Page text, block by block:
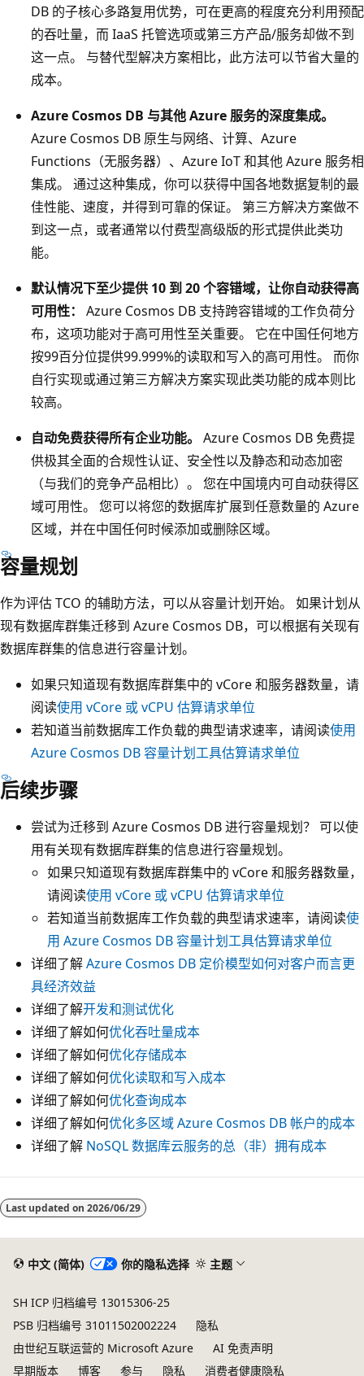
DB 的子核心多路复用优势，可在更高的程度充分利用预配
的吞吐量，而 IaaS 托管选项或第三方产品/服务却做不到
这一点。 与替代型解决方案相比，此方法可以节省大量的
成本。
Azure Cosmos DB 与其他 Azure 服务的深度集成。
Azure Cosmos DB 原生与网络、计算、Azure
Functions（无服务器）、Azure IoT 和其他 Azure 服务相
集成。 通过这种集成，你可以获得中国各地数据复制的最
佳性能、速度，并得到可靠的保证。 第三方解决方案做不
到这一点，或者通常以付费型高级版的形式提供此类功
能。
默认情况下至少提供 10 到 20 个容错域，让你自动获得高
可用性：
Azure Cosmos DB 支持跨容错域的工作负荷分
布，这项功能对于高可用性至关重要。 它在中国任何地方
按99百分位提供99.999%的读取和写入的高可用性。 而你
自行实现或通过第三方解决方案实现此类功能的成本则比
较高。
自动免费获得所有企业功能。 Azure Cosmos DB 免费提
供极其全面的合规性认证、安全性以及静态和动态加密
（与我们的竞争产品相比）。 您在中国境内可自动获得区
域可用性。 您可以将您的数据库扩展到任意数量的 Azure
区域，并在中国任何时候添加或删除区域。
容量规划
作为评估 TCO 的辅助方法，可以从容量计划开始。 如果计划从
现有数据库群集迁移到 Azure Cosmos DB，可以根据有关现有
数据库群集的信息进行容量计划。
如果只知道现有数据库群集中的 vCore 和服务器数量，请
阅读使用 vCore 或 vCPU 估算请求单位
若知道当前数据库工作负载的典型请求速率，请阅读使用
Azure Cosmos DB 容量计划工具估算请求单位
后续步骤
尝试为迁移到 Azure Cosmos DB 进行容量规划？ 可以使
用有关现有数据库群集的信息进行容量规划。
如果只知道现有数据库群集中的 vCore 和服务器数量，
请阅读使用 vCore 或 vCPU 估算请求单位
若知道当前数据库工作负载的典型请求速率，请阅读使
用 Azure Cosmos DB 容量计划工具估算请求单位
详细了解Azure Cosmos DB 定价模型如何对客户而言更
具经济效益
详细了解开发和测试优化
详细了解如何优化吞吐量成本
详细了解如何优化存储成本
详细了解如何优化读取和写入成本
详细了解如何优化查询成本
详细了解如何优化多区域 Azure Cosmos DB 帐户的成本
详细了解 NoSQL 数据库云服务的总（非）拥有成本
Last updated on 2026/06/29
中文 (简体) 你的隐私选择 主题
SH ICP 归档编号 13015306-25
PSB 归档编号 31011502002224
隐私
由世纪互联运营的 Microsoft Azure
AI 免责声明
早期版本
博客 参与 隐私 消费者健康隐私